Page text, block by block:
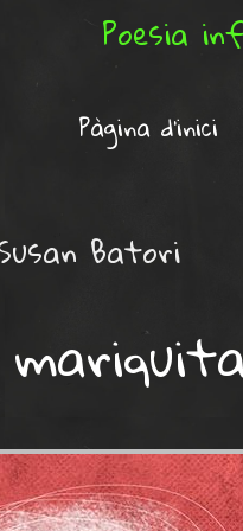
Poesia
Pàgina d'inici
Batori